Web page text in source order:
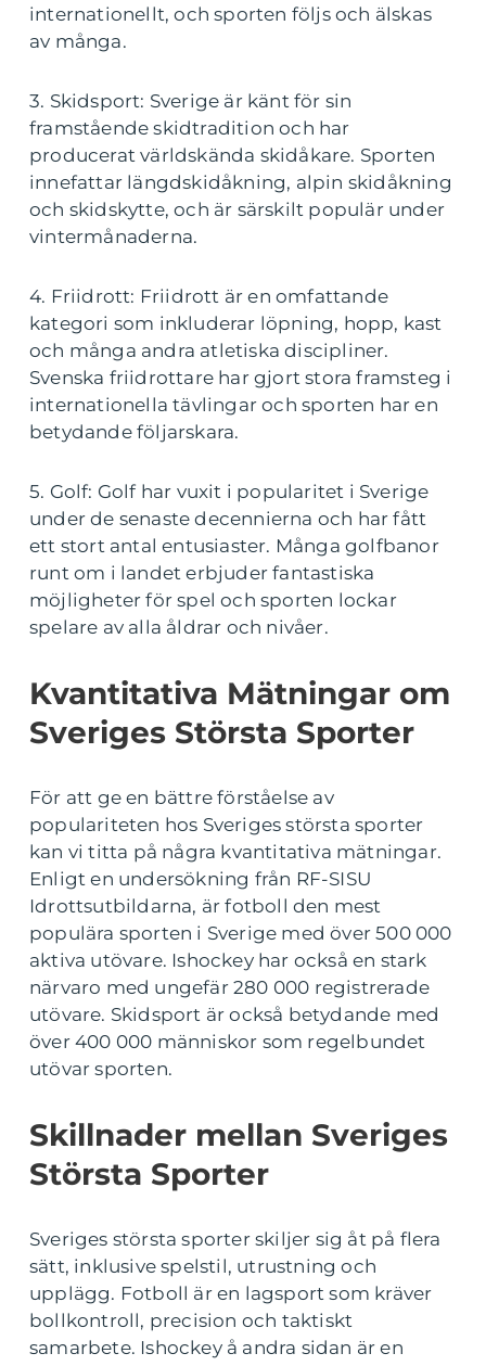
internationellt, och sporten följs och älskas
av många.
3. Skidsport: Sverige är känt för sin
framstående skidtradition och har
producerat världskända skidåkare. Sporten
innefattar längdskidåkning, alpin skidåkning
och skidskytte, och är särskilt populär under
vintermånaderna.
4. Friidrott: Friidrott är en omfattande
kategori som inkluderar löpning, hopp, kast
och många andra atletiska discipliner.
Svenska friidrottare har gjort stora framsteg i
internationella tävlingar och sporten har en
betydande följarskara.
5. Golf: Golf har vuxit i popularitet i Sverige
under de senaste decennierna och har fått
ett stort antal entusiaster. Många golfbanor
runt om i landet erbjuder fantastiska
möjligheter för spel och sporten lockar
spelare av alla åldrar och nivåer.
Kvantitativa Mätningar om
Sveriges Största Sporter
För att ge en bättre förståelse av
populariteten hos Sveriges största sporter
kan vi titta på några kvantitativa mätningar.
Enligt en undersökning från RF-SISU
Idrottsutbildarna, är fotboll den mest
populära sporten i Sverige med över 500 000
aktiva utövare. Ishockey har också en stark
närvaro med ungefär 280 000 registrerade
utövare. Skidsport är också betydande med
över 400 000 människor som regelbundet
utövar sporten.
Skillnader mellan Sveriges
Största Sporter
Sveriges största sporter skiljer sig åt på flera
sätt, inklusive spelstil, utrustning och
upplägg. Fotboll är en lagsport som kräver
bollkontroll, precision och taktiskt
samarbete. Ishockey å andra sidan är en